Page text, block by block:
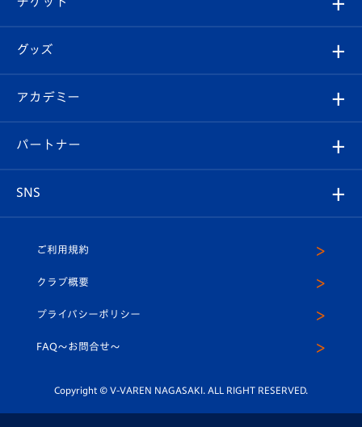
チケット
イベント
メディア
ホームタウン
エンブレム紹介
スタッフプロフィール
マスコット紹介
平和祈念活動
ホームタウン活動
はじめての観戦ガイド
Revive Team
ヴィヴィくんの長崎おもてなしガイド
フォトギャラリー
スタジアムグルメ
チケット
V-LOVERS（ファンクラブ）
プレイヤーズスイート
グッズ
オンラインショップ
店舗情報
アカデミー
育成からのお知らせ
U-18
スクール
パートナー
SNS
ヴィヴィくんインスタグラム
公式LINE＠
ご利用規約
クラブ概要
プライバシーポリシー
FAQ〜お問合せ〜
Copyright © V-VAREN NAGASAKI. ALL RIGHT RESERVED.